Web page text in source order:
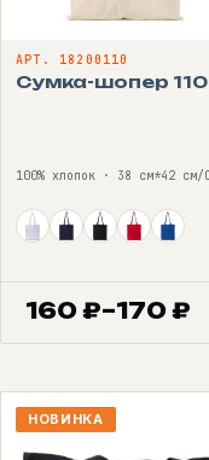
АРТ. 18200110
Сумка-шопер 110
160 ₽–170 ₽
Диапазон
цен:
–
170 ₽
НОВИНКА